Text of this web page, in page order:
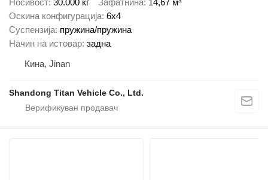
Носивост 30.000 кг Зафатнина 14,67 м³
Оскина конфигурација 6x4
Суспензија пружина/пружина
Начин на истовар задна
Кина, Jinan
Shandong Titan Vehicle Co., Ltd.